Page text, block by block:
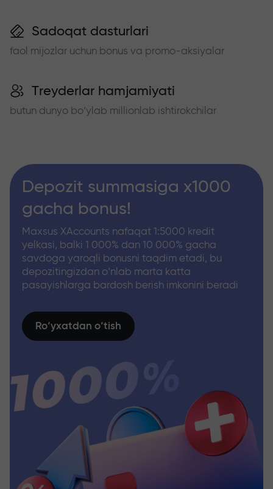
Sadoqat dasturlari
faol mijozlar uchun bonus va promo-aksiyalar
Treyderlar hamjamiyati
butun dunyo bo‘ylab millionlab ishtirokchilar
Depozit summasiga x1000
gacha bonus!
Maxsus XAccounts nafaqat 1:5000 kredit
yelkasi, balki 1 000% dan 10 000% gacha
savdoga yaroqli bonusni taqdim etadi, bu
depozitingizdan o‘nlab marta katta
pasayishlarga bardosh berish imkonini beradi
Ro‘yxatdan o‘tish